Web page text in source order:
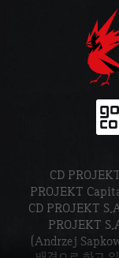
CD
PROJEKT
CD PROJEKT
PROJEKT
(Andrzej